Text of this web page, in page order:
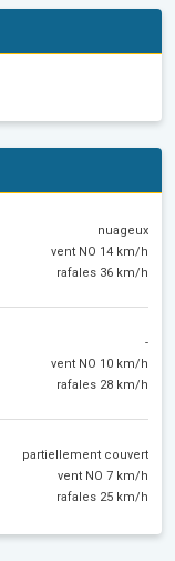
nuageux
vent NO 14 km/h
rafales 36 km/h
-
vent NO 10 km/h
rafales 28 km/h
partiellement couvert
vent NO 7 km/h
rafales 25 km/h